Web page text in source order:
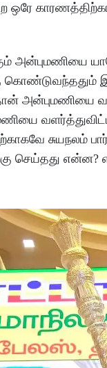
ஒரே
அன்புமணியை
சுயநலம்
செய்தது